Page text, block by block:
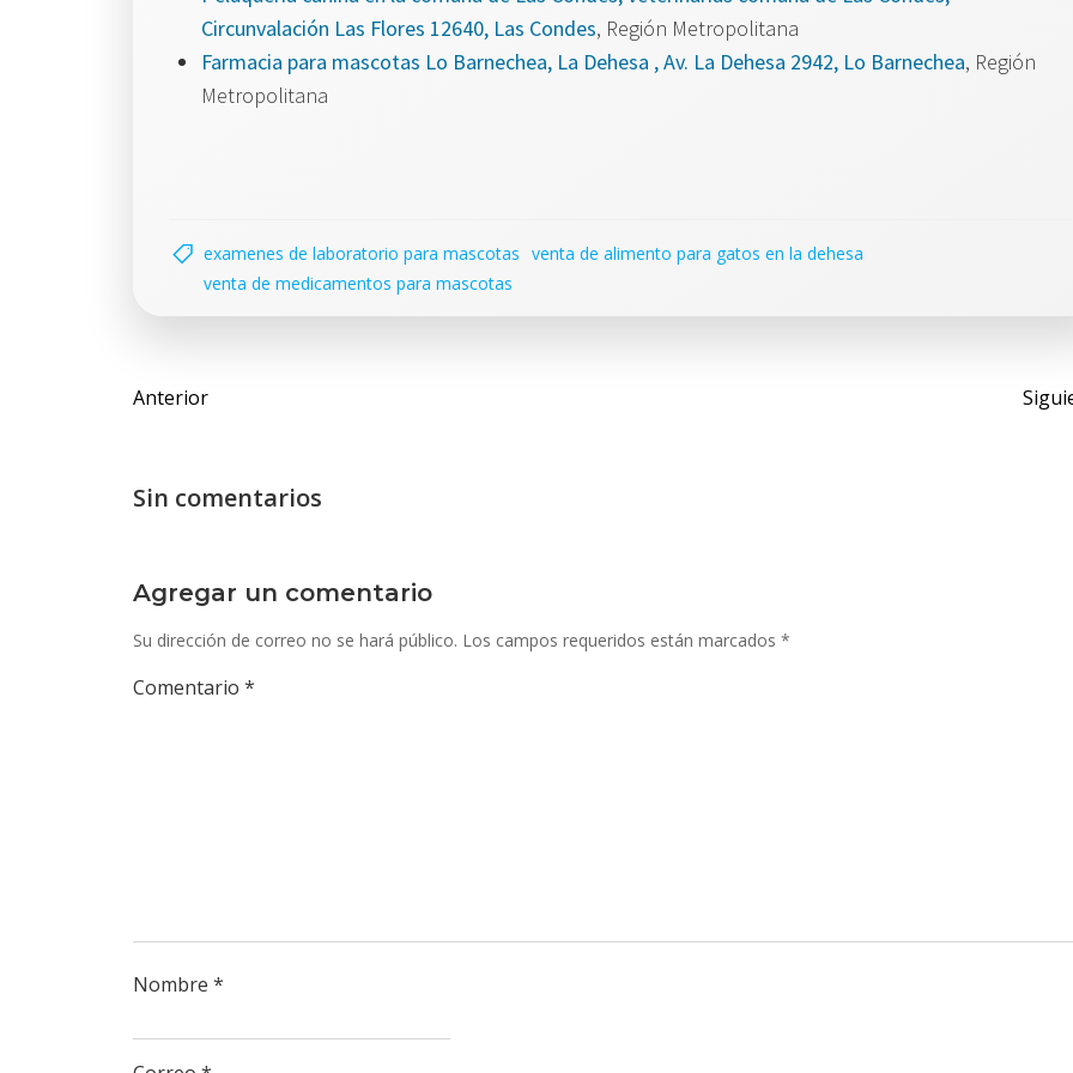
Circunvalación Las Flores 12640, Las Condes, Región Metropolitana
Farmacia para mascotas Lo Barnechea, La Dehesa , Av. La Dehesa 2942, Lo Barnechea, Región
Metropolitana
examenes de laboratorio para mascotas venta de alimento para gatos en la dehesa
venta de medicamentos para mascotas
Navegación
de
Anterior
de
Sin comentarios
Agregar un comentario
Su dirección de correo no se hará público. Los campos requeridos están marcados *
Comentario *
Nombre *